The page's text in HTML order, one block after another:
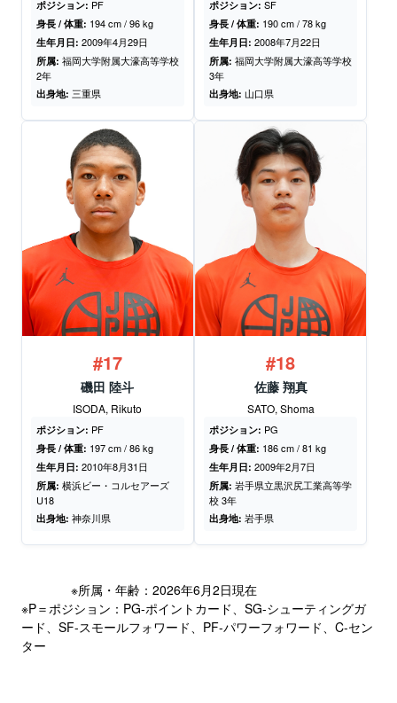
ポジション: PF
身長 / 体重: 194 cm / 96 kg
生年月日: 2009年4月29日
所属: 福岡大学附属大濠高等学校
2年
出身地: 三重県
ポジション: SF
身長 / 体重: 190 cm / 78 kg
生年月日: 2008年7月22日
所属: 福岡大学附属大濠高等学校
3年
出身地: 山口県
#17
磯田 陸斗
ISODA, Rikuto
ポジション: PF
身長 / 体重: 197 cm / 86 kg
生年月日: 2010年8月31日
所属: 横浜ビー・コルセアーズ
U18
出身地: 神奈川県
#18
佐藤 翔真
SATO, Shoma
ポジション: PG
身長 / 体重: 186 cm / 81 kg
生年月日: 2009年2月7日
所属: 岩手県立黒沢尻工業高等学
校 3年
出身地: 岩手県
※所属・年齢：2026年6月2日現在
※P＝ポジション：PG-ポイントカード、SG-シューティングガ
ード、SF-スモールフォワード、PF-パワーフォワード、C-セン
ター